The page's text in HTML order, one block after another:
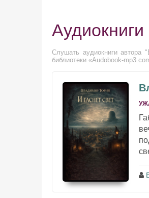
Слушать аудиокниги автора
библиотеки «Audobook-